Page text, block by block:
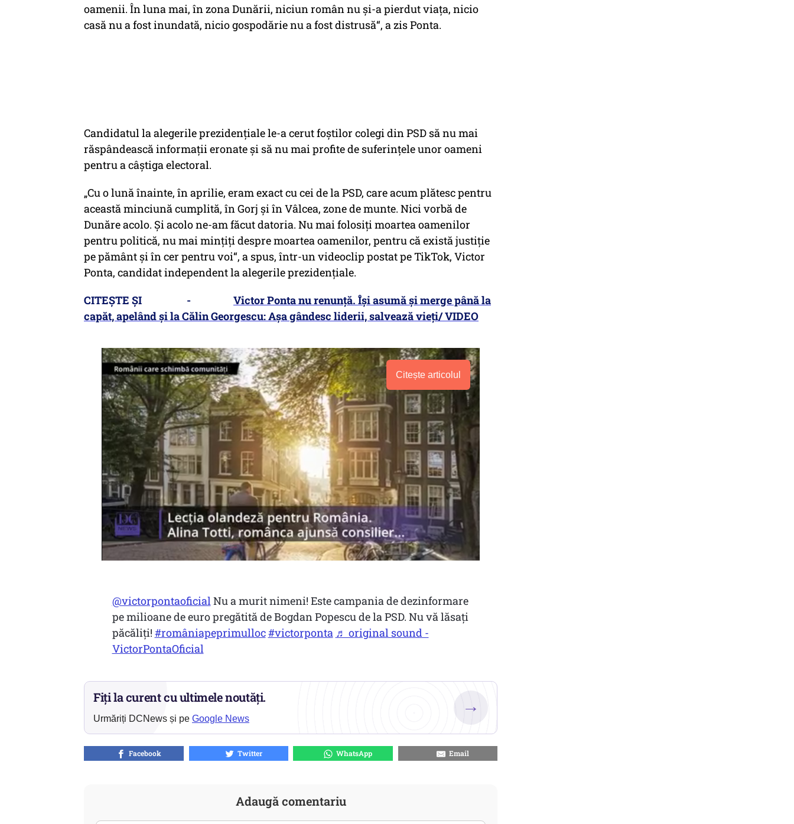
oamenii. În luna mai, în zona Dunării, niciun român nu și-a pierdut viața, nicio
casă nu a fost inundată, nicio gospodărie nu a fost distrusă“, a zis Ponta.
Candidatul la alegerile prezidențiale le-a cerut foștilor colegi din PSD să nu mai
răspândească informații eronate și să nu mai profite de suferințele unor oameni
pentru a câștiga electoral.
„Cu o lună înainte, în aprilie, eram exact cu cei de la PSD, care acum plătesc pentru
această minciună cumplită, în Gorj și în Vâlcea, zone de munte. Nici vorbă de
Dunăre acolo. Și acolo ne-am făcut datoria. Nu mai folosiți moartea oamenilor
pentru politică, nu mai mințiți despre moartea oamenilor, pentru că există justiție
pe pământ și în cer pentru voi“, a spus, într-un videoclip postat pe TikTok, Victor
Ponta, candidat independent la alegerile prezidențiale.
CITEȘTE ȘI - Victor Ponta nu renunță. Își asumă și merge până la
capăt, apelând și la Călin Georgescu: Așa gândesc liderii, salvează vieți/ VIDEO
Citește articolul
@victorpontaoficialNu a murit nimeni! Este campania de dezinformare
pe milioane de euro pregătită de Bogdan Popescu de la PSD. Nu vă lăsați
păcăliți! #româniapeprimulloc#victorponta ♬ original sound -
VictorPontaOficial
Fiți la curent cu ultimele noutăți.
Urmăriți DCNews și pe Google News
→
Facebook Twitter WhatsApp Email
Adaugă comentariu